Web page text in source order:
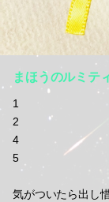
まほうのルミテ
1
2
4
5
気がついたら出し